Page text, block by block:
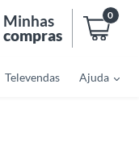
Minhas
compras
0
Televendas Ajuda